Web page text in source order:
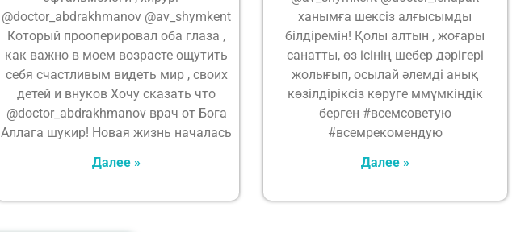
@doctor_abdrakhmanov @av_shymkent
Который прооперировал оба глаза ,
как важно в моем возрасте ощутить
себя счастливым видеть мир , своих
детей и внуков Хочу сказать что
@doctor_abdrakhmanov врач от Бога
Аллага шукир! Новая жизнь началась
Далее »
ханымға шексіз алғысымды
білдіремін! Қолы алтын , жоғары
санатты, өз ісінің шебер дәрігері
жолығып, осылай әлемді анық
көзілдіріксіз көруге ммүмкіндік
берген #всемсоветую
#всемрекомендую
Далее »